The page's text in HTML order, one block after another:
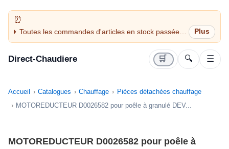
Toutes les commandes d'articles en stock passées
avant 14H sont expédiées le jour même (jours
Direct-Chaudiere 🛒 🔍 ☰
Accueil Catalogues Chauffage
Pièces détachées chauffage
MOTOREDUCTEUR D0026582 pour poêle à granulé DEV...
MOTOREDUCTEUR D0026582 pour poêle à